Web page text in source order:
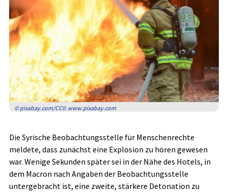
© pixabay.com/CC0: www.pixabay.com
Die Syrische Beobachtungsstelle für Menschenrechte
meldete, dass zunächst eine Explosion zu hören gewesen
war. Wenige Sekunden später sei in der Nähe des Hotels, in
dem Macron nach Angaben der Beobachtungsstelle
untergebracht ist, eine zweite, stärkere Detonation zu